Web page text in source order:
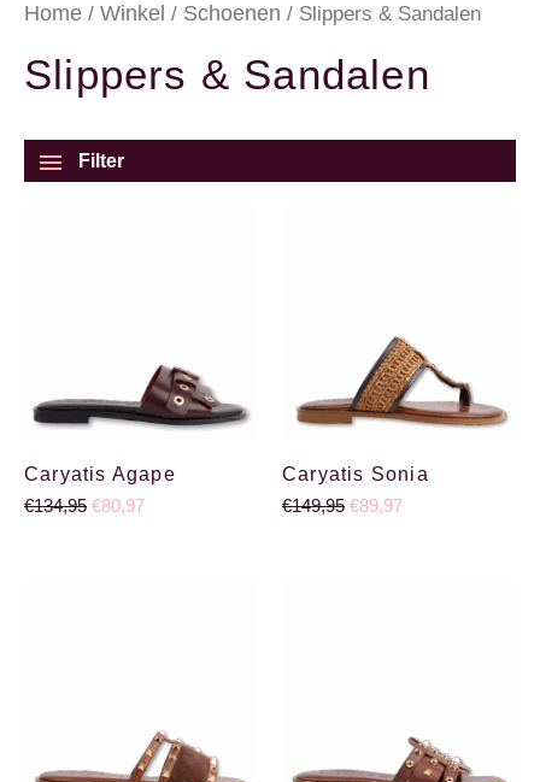
Home / Winkel / Schoenen / Slippers & Sandalen
Slippers & Sandalen
Filter
Caryatis Agape
€134,95 €80,97
Caryatis Sonia
€149,95 €89,97